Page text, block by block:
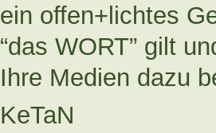
ein offen+lichtes
“das WORT” gilt
Ihre Medien dazu
KeTaN